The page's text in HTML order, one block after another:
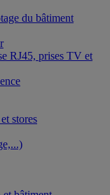
du bâtiment
RJ45, prises TV et
stores